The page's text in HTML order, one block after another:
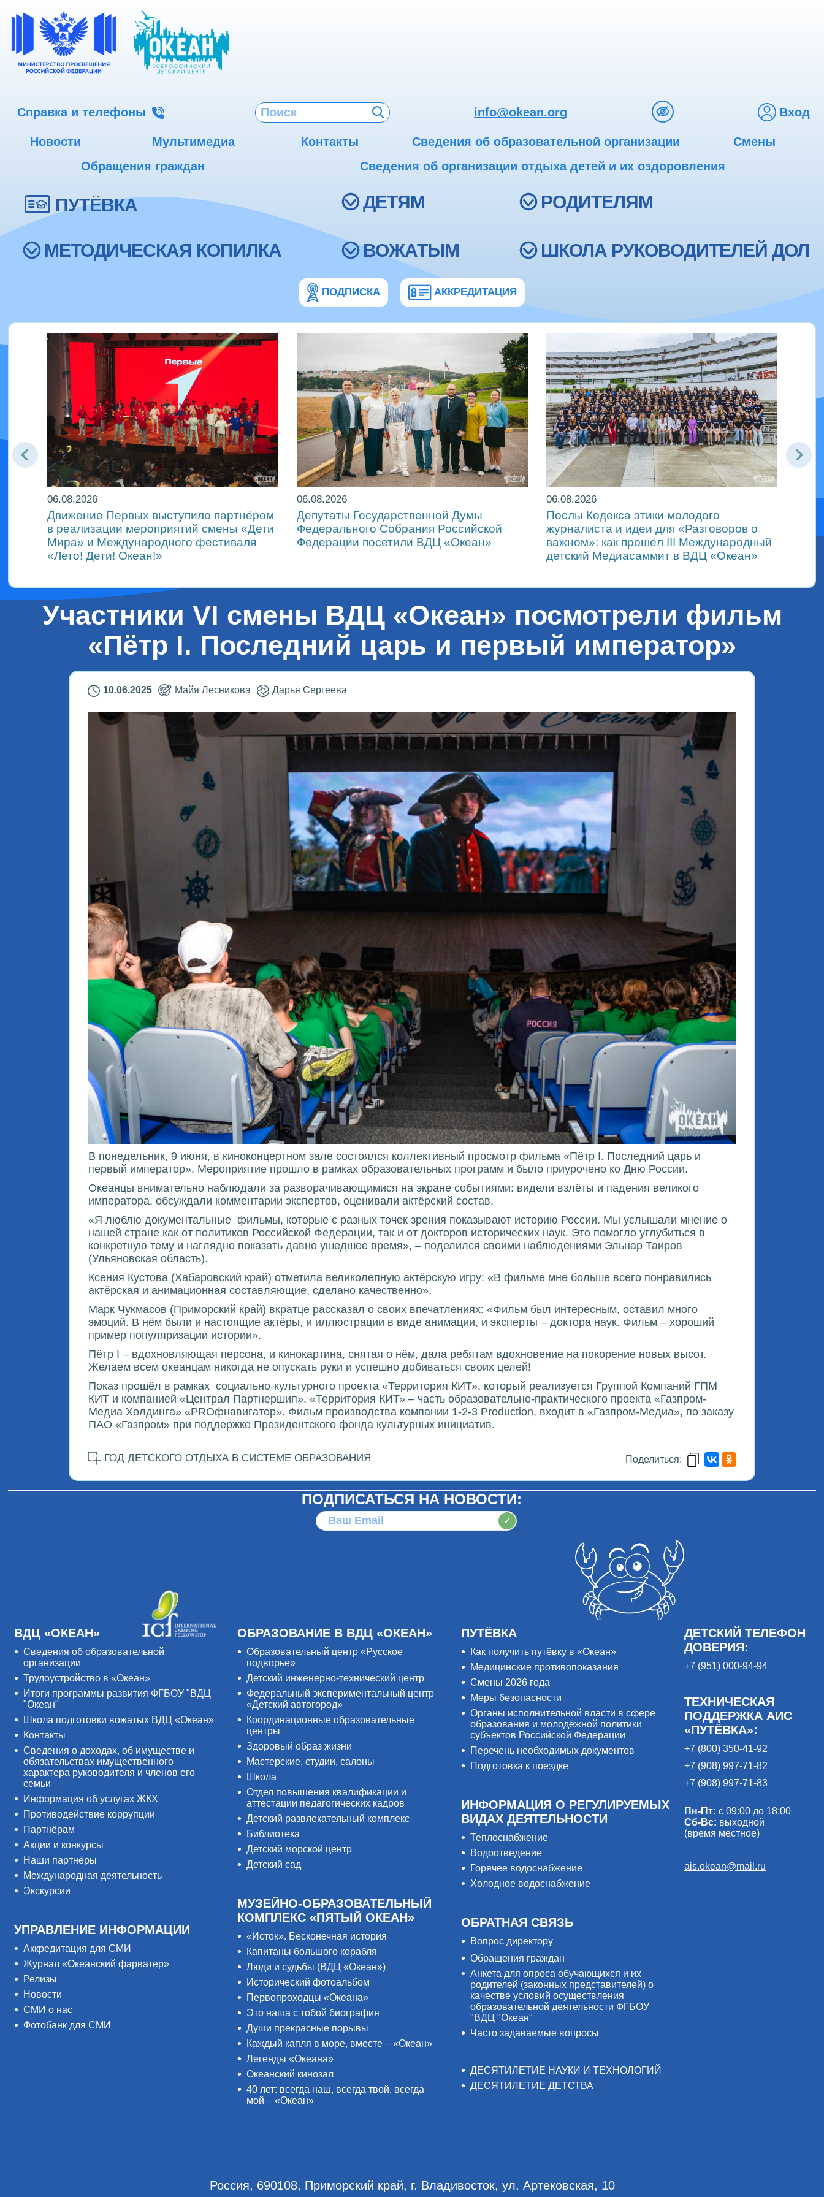
Справка и телефоны info@okean.org Вход
Новости Мультимедиа Контакты Сведения об образовательной организации
Смены
Обращения граждан
Сведения об организации отдыха детей и их оздоровления
ПУТЁВКА ДЕТЯМ РОДИТЕЛЯМ
МЕТОДИЧЕСКАЯ КОПИЛКА ВОЖАТЫМ ШКОЛА РУКОВОДИТЕЛЕЙ ДОЛ
ПОДПИСКА АККРЕДИТАЦИЯ
06.08.2026
Движение Первых выступило партнёром
в реализации мероприятий смены «Дети
Мира» и Международного фестиваля
«Лето! Дети! Океан!»
06.08.2026
Депутаты Государственной Думы
Федерального Собрания Российской
Федерации посетили ВДЦ «Океан»
06.08.2026
Послы Кодекса этики молодого
журналиста и идеи для «Разговоров о
важном»: как прошёл ІІІ Международный
детский Медиасаммит в ВДЦ «Океан»
Участники VI смены ВДЦ «Океан» посмотрели фильм
«Пётр I. Последний царь и первый император»
10.06.2025 Майя Лесникова Дарья Сергеева
В понедельник, 9 июня, в киноконцертном зале состоялся коллективный просмотр фильма «Пётр I. Последний царь и
первый император». Мероприятие прошло в рамках образовательных программ и было приурочено ко Дню России.
Океанцы внимательно наблюдали за разворачивающимися на экране событиями: видели взлёты и падения великого
императора, обсуждали комментарии экспертов, оценивали актёрский состав.
«Я люблю документальные фильмы, которые с разных точек зрения показывают историю России. Мы услышали мнение о
нашей стране как от политиков Российской Федерации, так и от докторов исторических наук. Это помогло углубиться в
конкретную тему и наглядно показать давно ушедшее время», – поделился своими наблюдениями Эльнар Таиров
(Ульяновская область).
Ксения Кустова (Хабаровский край) отметила великолепную актёрскую игру: «В фильме мне больше всего понравились
актёрская и анимационная составляющие, сделано качественно».
Марк Чукмасов (Приморский край) вкратце рассказал о своих впечатлениях: «Фильм был интересным, оставил много
эмоций. В нём были и настоящие актёры, и иллюстрации в виде анимации, и эксперты – доктора наук. Фильм – хороший
пример популяризации истории».
Пётр I – вдохновляющая персона, и кинокартина, снятая о нём, дала ребятам вдохновение на покорение новых высот.
Желаем всем океанцам никогда не опускать руки и успешно добиваться своих целей!
Показ прошёл в рамках социально-культурного проекта «Территория КИТ», который реализуется Группой Компаний ГПМ
КИТ и компанией «Централ Партнершип». «Территория КИТ» – часть образовательно-практического проекта «Газпром-
Медиа Холдинга» «PROфнавигатор». Фильм производства компании 1-2-3 Production, входит в «Газпром-Медиа», по заказу
ПАО «Газпром» при поддержке Президентского фонда культурных инициатив.
ГОД ДЕТСКОГО ОТДЫХА В СИСТЕМЕ ОБРАЗОВАНИЯ Поделиться:
ПОДПИСАТЬСЯ НА НОВОСТИ:
✓
ВДЦ «ОКЕАН»
Сведения об образовательной
организации
Трудоустройство в «Океан»
Итоги программы развития ФГБОУ "ВДЦ
"Океан"
Школа подготовки вожатых ВДЦ «Океан»
Контакты
Сведения о доходах, об имуществе и
обязательствах имущественного
характера руководителя и членов его
семьи
Информация об услугах ЖКХ
Противодействие коррупции
Партнёрам
Акции и конкурсы
Наши партнёры
Международная деятельность
Экскурсии
УПРАВЛЕНИЕ ИНФОРМАЦИИ
Аккредитация для СМИ
Журнал «Океанский фарватер»
Релизы
Новости
СМИ о нас
Фотобанк для СМИ
ОБРАЗОВАНИЕ В ВДЦ «ОКЕАН»
Образовательный центр «Русское
подворье»
Детский инженерно-технический центр
Федеральный экспериментальный центр
«Детский автогород»
Координационные образовательные
центры
Здоровый образ жизни
Мастерские, студии, салоны
Школа
Отдел повышения квалификации и
аттестации педагогических кадров
Детский развлекательный комплекс
Библиотека
Детский морской центр
Детский сад
МУЗЕЙНО-ОБРАЗОВАТЕЛЬНЫЙ
КОМПЛЕКС «ПЯТЫЙ ОКЕАН»
«Исток». Бесконечная история
Капитаны большого корабля
Люди и судьбы (ВДЦ «Океан»)
Исторический фотоальбом
Первопроходцы «Океана»
Это наша с тобой биография
Души прекрасные порывы
Каждый капля в море, вместе – «Океан»
Легенды «Океана»
Океанский кинозал
40 лет: всегда наш, всегда твой, всегда
мой – «Океан»
ПУТЁВКА
Как получить путёвку в «Океан»
Медицинские противопоказания
Смены 2026 года
Меры безопасности
Органы исполнительной власти в сфере
образования и молодёжной политики
субъектов Российской Федерации
Перечень необходимых документов
Подготовка к поездке
ИНФОРМАЦИЯ О РЕГУЛИРУЕМЫХ
ВИДАХ ДЕЯТЕЛЬНОСТИ
Теплоснабжение
Водоотведение
Горячее водоснабжение
Холодное водоснабжение
ОБРАТНАЯ СВЯЗЬ
Вопрос директору
Обращения граждан
Анкета для опроса обучающихся и их
родителей (законных представителей) о
качестве условий осуществления
образовательной деятельности ФГБОУ
"ВДЦ "Океан"
Часто задаваемые вопросы
ДЕСЯТИЛЕТИЕ НАУКИ И ТЕХНОЛОГИЙ
ДЕСЯТИЛЕТИЕ ДЕТСТВА
ДЕТСКИЙ ТЕЛЕФОН
ДОВЕРИЯ:
+7 (951) 000-94-94
ТЕХНИЧЕСКАЯ
ПОДДЕРЖКА АИС
«ПУТЁВКА»:
+7 (800) 350-41-92
+7 (908) 997-71-82
+7 (908) 997-71-83
Пн-Пт: с 09:00 до 18:00
Сб-Вс: выходной
(время местное)
ais.okean@mail.ru
Россия, 690108, Приморский край, г. Владивосток, ул. Артековская, 10